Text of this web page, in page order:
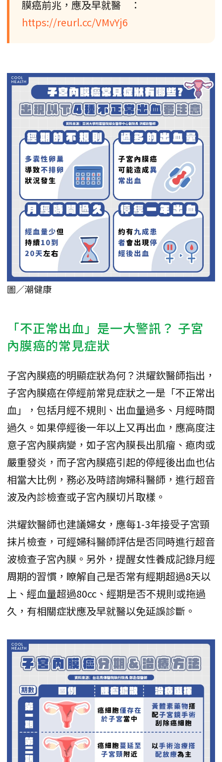
膜癌前兆，應及早就醫 ：
https://reurl.cc/VMvYj6
圖／潮健康
「不正常出血」是一大警訊？ 子宮
內膜癌的常見症狀
子宮內膜癌的明顯症狀為何？洪耀欽醫師指出，
子宮內膜癌在停經前常見症狀之一是「不正常出
血」，包括月經不規則、出血量過多、月經時間
過久。如果停經後一年以上又再出血，應高度注
意子宮內膜病變，如子宮內膜長出肌瘤、瘜肉或
嚴重發炎，而子宮內膜癌引起的停經後出血也佔
相當大比例，務必及時諮詢婦科醫師，進行超音
波及內診檢查或子宮內膜切片取樣。
洪耀欽醫師也建議婦女，應每1-3年接受子宮頸
抹片檢查，可經婦科醫師評估是否同時進行超音
波檢查子宮內膜。另外，提醒女性養成記錄月經
周期的習慣，瞭解自己是否常有經期超過8天以
上、經血量超過80cc、經期是否不規則或拖過
久，有相關症狀應及早就醫以免延誤診斷。